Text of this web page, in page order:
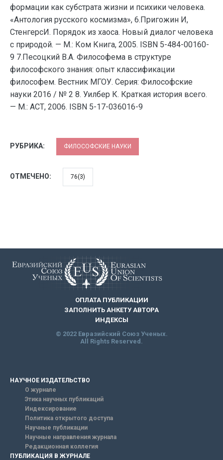
формации как субстрата жизни и психики человека.
«Антология русского космизма», 6.Пригожин И,
СтенгерсИ. Порядок из хаоса. Новый диалог человека
с природой. — М.: Ком Книга, 2005. ISBN 5-484-00160-
9 7.Песоцкий В.А. Философема в структуре
философского знания: опыт классификации
философем. Вестник МГОУ. Серия: Философские
науки 2016 / № 2 8. Уилбер К. Краткая история всего.
— М.: АСТ, 2006. ISBN 5-17-036016-9
РУБРИКА: ФИЛОСОФСКИЕ НАУКИ
ОТМЕЧЕНО: 76(3)
ОПЛАТА ПУБЛИКАЦИИ
ЗАПОЛНИТЬ АНКЕТУ АВТОРА
ИНДЕКСЫ
© 2022 Евразийский Союз Ученых.
All Rights Reserved.
НАУЧНОЕ ИЗДАТЕЛЬСТВО
О журнале
Этика научных публикаций
Индексирование
Политика открытого доступа
Научные публикации
Научные направления журнала
Редакционная коллегия
ПУБЛИКАЦИЯ В ЖУРНАЛЕ